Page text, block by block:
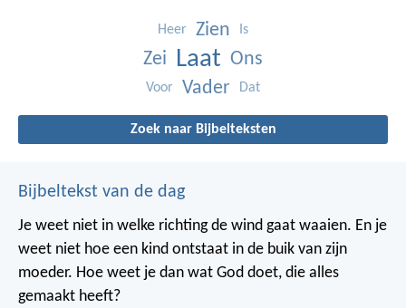
Heer Zien Is
Zei Laat Ons
Voor Vader Dat
Zoek naar Bijbelteksten
Bijbeltekst van de dag
Je weet niet in welke richting de wind gaat waaien. En je
weet niet hoe een kind ontstaat in de buik van zijn
moeder. Hoe weet je dan wat God doet, die alles
gemaakt heeft?